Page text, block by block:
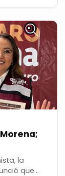
la
que...